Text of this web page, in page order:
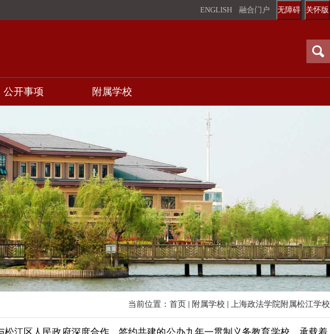
关怀版
无障碍
ENGLISH 融合门户
公开事项 附属学校
当前位置： 首页 附属学校 上海政法学院附属松江学校
江区人民政府深度合作、签约共建的公办九年一贯制义务教育学校，承载着